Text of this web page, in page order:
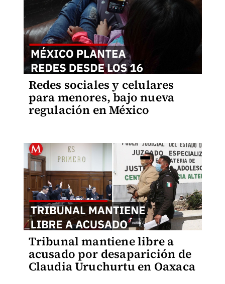
Redes sociales y celulares
para menores, bajo nueva
regulación en México
Tribunal mantiene libre a
acusado por desaparición de
Claudia Uruchurtu en Oaxaca